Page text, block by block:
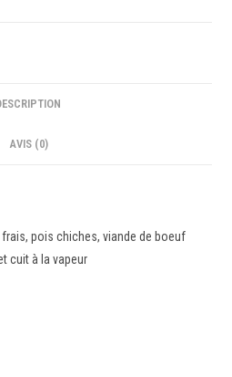
AVIS (0)
frais, pois chiches, viande de boeuf
cuit à la vapeur